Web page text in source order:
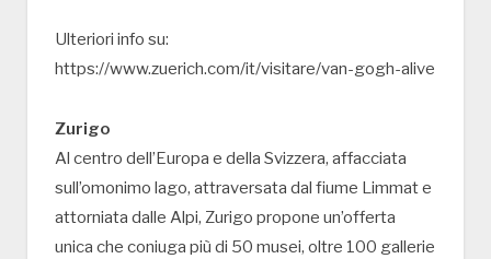
Ulteriori info su:
https://www.zuerich.com/it/visitare/van-gogh-alive
Zurigo
Al centro dell’Europa e della Svizzera, affacciata
sull’omonimo lago, attraversata dal fiume Limmat e
attorniata dalle Alpi, Zurigo propone un’offerta
unica che coniuga più di 50 musei, oltre 100 gallerie